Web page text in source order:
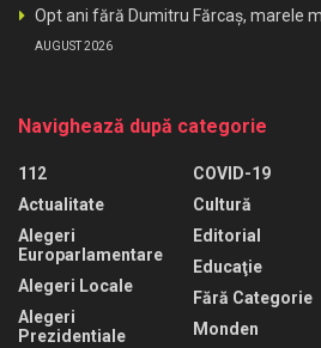
Opt ani fără Dumitru Fărcaș, marele
AUGUST 2026
Navighează după categorie
112
Actualitate
Alegeri
Europarlamentare
Alegeri Locale
Alegeri
Prezidentiale
COVID-19
Cultură
Editorial
Educaţie
Fără Categorie
Monden